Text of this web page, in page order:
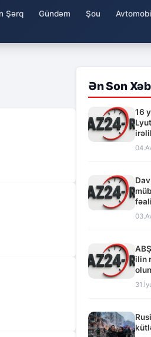
Şərq Gündəm Şou
Ən Son
16
ilin